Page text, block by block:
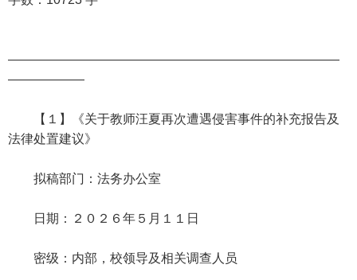
——————————————————————————
——————
【１】《关于教师汪夏再次遭遇侵害事件的补充报告及
法律处置建议》
拟稿部门：法务办公室
日期：２０２６年５月１１日
密级：内部，校领导及相关调查人员